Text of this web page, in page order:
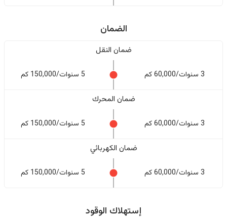
الضمان
ضمان النقل
3 سنوات/60,000 كم 5 سنوات/150,000 كم
ضمان المحرك
3 سنوات/60,000 كم 5 سنوات/150,000 كم
ضمان الكهربائي
3 سنوات/60,000 كم 5 سنوات/150,000 كم
إستهلاك الوقود